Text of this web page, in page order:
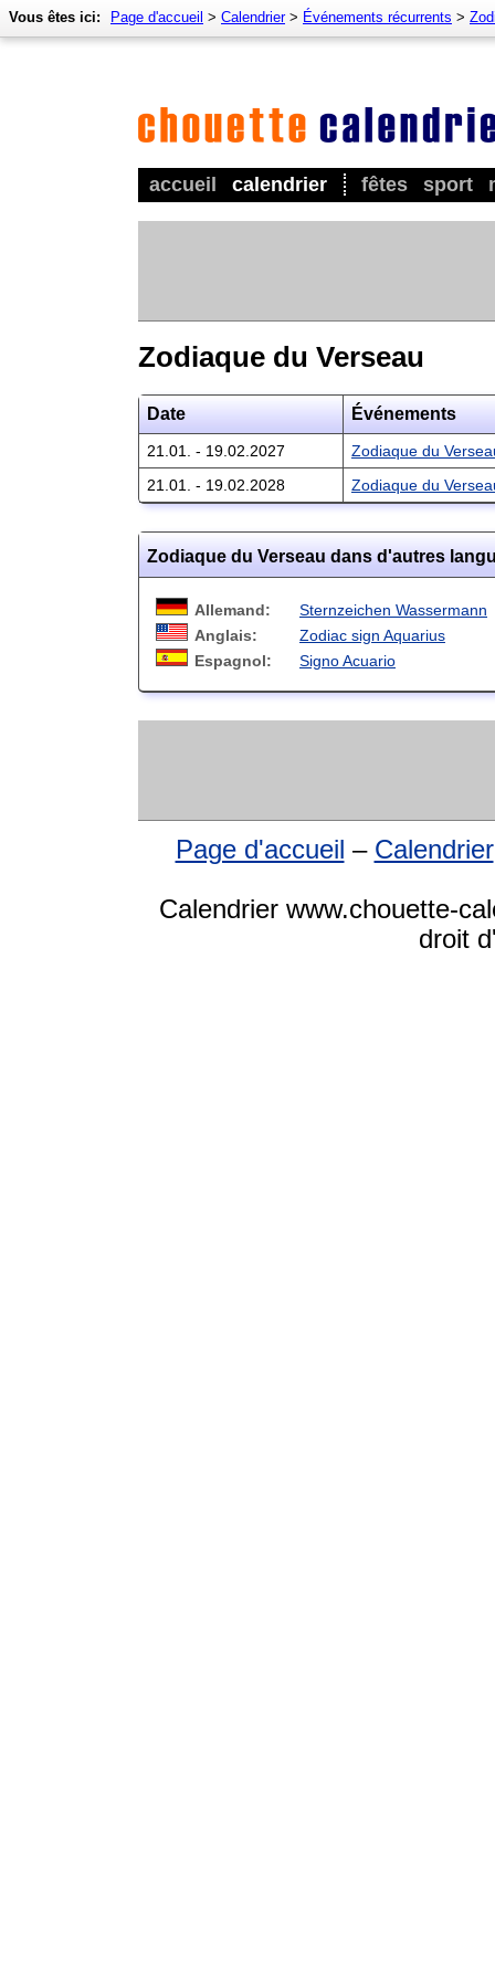
accueil calendrier fêtes sport
Vous êtes ici: Page d'accueil > Calendrier> Événements récurrents >
Zodiaque du Verseau
Date Événements
21.01. - 19.02.2027
Zodiaque du
21.01. - 19.02.2028
Zodiaque du
Zodiaque du Verseau dans d'autres
Allemand:
Sternzeichen Wassermann
Anglais:
Zodiac sign Aquarius
Espagnol:
Signo Acuario
Page d'accueil – Calendrier
Calendrier www.chouette-
droit